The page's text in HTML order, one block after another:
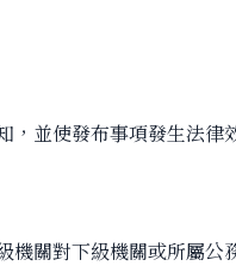
並使發布事項發生法律
關對下級機關或所屬公